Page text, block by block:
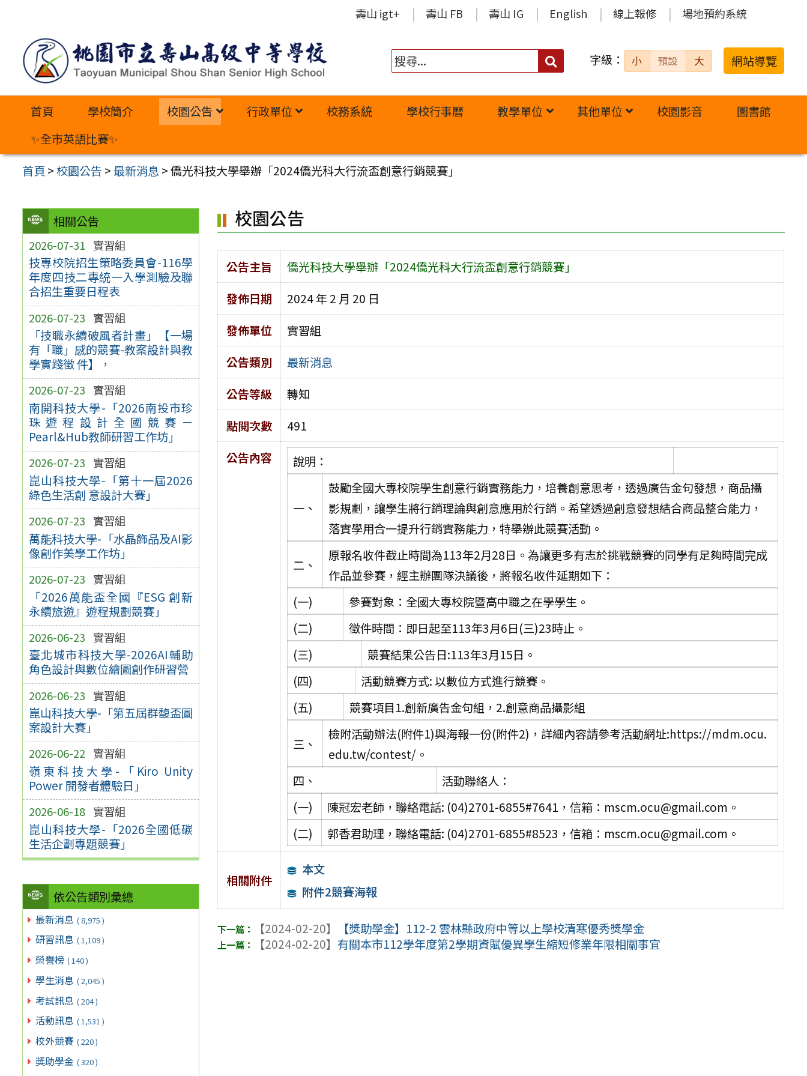
內
壽山 igt+ 壽山 FB 壽山 IG English 線上報修 場地預約系統
搜
字級： 小 預設 大 網站導覽
首頁 學校簡介 校園公告 行政單位 校務系統 學校行事曆 教學單位 其他單位 校園影音
圖書館
✨全市英語比賽✨
首頁 >校園公告 >最新消息 >僑光科技大學舉辦「2024僑光科大行流盃創意行銷競賽」
相關公告
2026-07-31 實習組
技專校院招生策略委員會-116學
年度四技二專統一入學測驗及聯
合招生重要日程表
2026-07-23 實習組
「技職永續破風者計畫」【一場
有「職」感的競賽-教案設計與教
學實踐徵 件】，
2026-07-23 實習組
南開科技大學-「2026南投市珍
珠遊程設計全國競賽－
Pearl&Hub教師研習工作坊」
2026-07-23 實習組
崑山科技大學-「第十一屆2026
綠色生活創 意設計大賽」
2026-07-23 實習組
萬能科技大學-「水晶飾品及AI影
像創作美學工作坊」
2026-07-23 實習組
「2026萬能盃全國『ESG 創新
永續旅遊』遊程規劃競賽」
2026-06-23 實習組
臺北城市科技大學-2026AI輔助
角色設計與數位繪圖創作研習營
2026-06-23 實習組
崑山科技大學-「第五屆群馥盃圖
案設計大賽」
2026-06-22 實習組
嶺東科技大學-「Kiro Unity
Power 開發者體驗日」
2026-06-18 實習組
崑山科技大學-「2026全國低碳
生活企劃專題競賽」
依公告類別彙總
最新消息 ( 8,975 )
研習訊息 ( 1,109 )
榮譽榜 ( 140 )
學生消息 ( 2,045 )
考試訊息 ( 204 )
活動訊息 ( 1,531 )
校外競賽 ( 220 )
獎助學金 ( 320 )
校園公告
公告主旨
僑光科技大學舉辦「2024僑光科大行流盃創意行銷競賽」
發佈日期
2024 年 2 月 20 日
發佈單位
實習組
公告類別
最新消息
公告等級
轉知
點閱次數
491
公告內容
說明：
一、
鼓勵全國大專校院學生創意行銷實務能力，培養創意思考，透過廣告金句發想，商品攝
影規劃，讓學生將行銷理論與創意應用於行銷。希望透過創意發想結合商品整合能力，
落實學用合一提升行銷實務能力，特舉辦此競賽活動。
二、
原報名收件截止時間為113年2月28日。為讓更多有志於挑戰競賽的同學有足夠時間完成
作品並參賽，經主辦團隊決議後，將報名收件延期如下：
(一)
參賽對象：全國大專校院暨高中職之在學學生。
(二)
徵件時間：即日起至113年3月6日(三)23時止。
(三)
競賽結果公告日:113年3月15日。
(四)
活動競賽方式: 以數位方式進行競賽。
(五)
競賽項目1.創新廣告金句組，2.創意商品攝影組
三、
檢附活動辦法(附件1)與海報一份(附件2)，詳細內容請參考活動網址:https://mdm.ocu.
edu.tw/contest/。
四、
活動聯絡人：
(一)
陳冠宏老師，聯絡電話: (04)2701-6855#7641，信箱：mscm.ocu@gmail.com。
(二)
郭香君助理，聯絡電話: (04)2701-6855#8523，信箱：mscm.ocu@gmail.com。
相關附件
本文
附件2競賽海報
【2024-02-20】
【獎助學金】112-2 雲林縣政府中等以上學校清寒優秀獎學金
【2024-02-20】 有關本市112學年度第2學期資賦優異學生縮短修業年限相關事宜